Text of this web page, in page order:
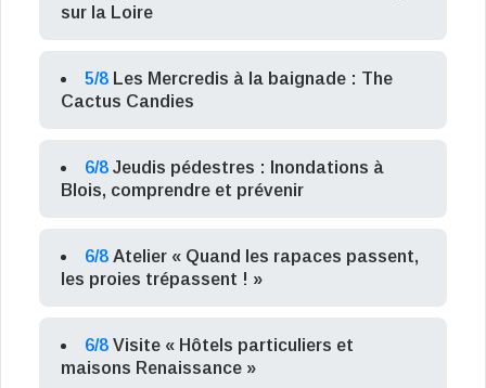
sur la Loire
5/8 Les Mercredis à la baignade : The
Cactus Candies
6/8 Jeudis pédestres : Inondations à
Blois, comprendre et prévenir
6/8 Atelier « Quand les rapaces passent,
les proies trépassent ! »
6/8 Visite « Hôtels particuliers et
maisons Renaissance »